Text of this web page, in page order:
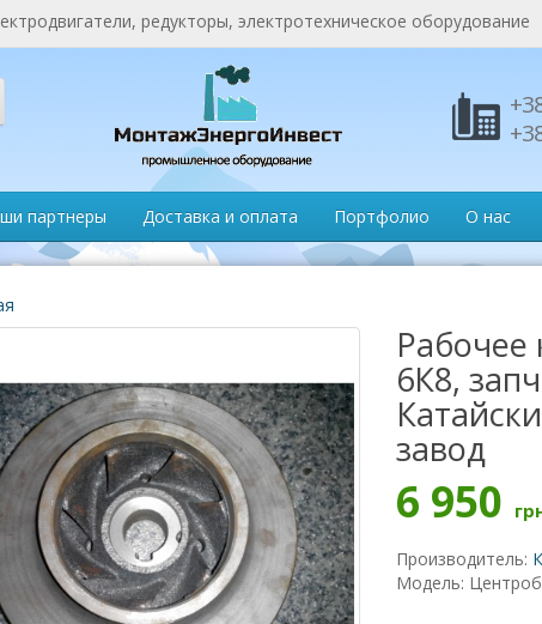
редукторы, электротехническое оборудование
партнеры Доставка и оплата Портфолио О нас
Рабочее
6К8,
завод
6 950
Производитель:
Модель: